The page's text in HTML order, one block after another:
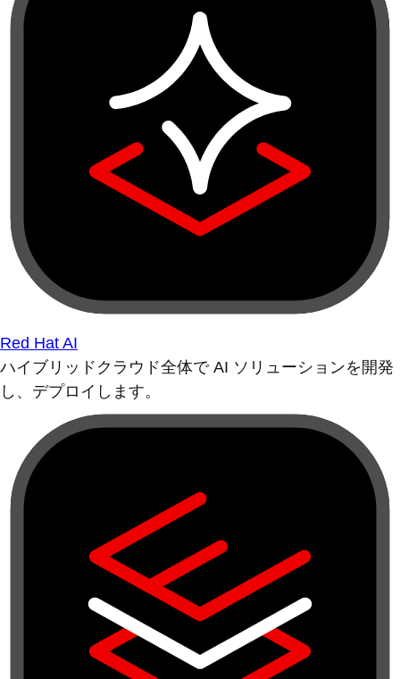
Red Hat AI
ハイブリッドクラウド全体で AI ソリューションを開発
し、デプロイします。